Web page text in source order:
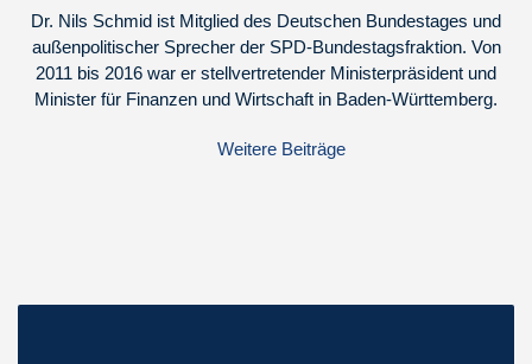
Dr. Nils Schmid ist Mitglied des Deutschen Bundestages und
außenpolitischer Sprecher der SPD-Bundestagsfraktion. Von
2011 bis 2016 war er stellvertretender Ministerpräsident und
Minister für Finanzen und Wirtschaft in Baden-Württemberg.
Weitere Beiträge